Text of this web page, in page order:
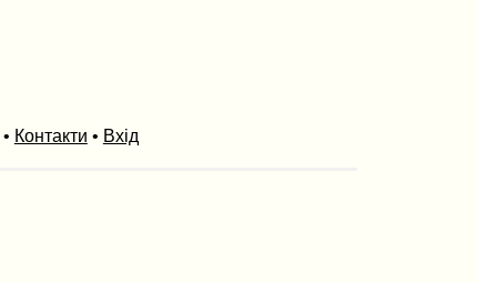
• Контакти • Вхід